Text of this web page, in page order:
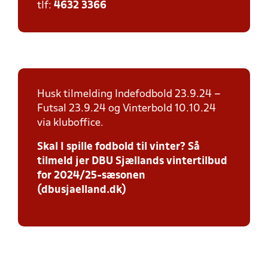
tlf: 4632 3366
Husk tilmelding Indefodbold 23.9.24 –
Futsal 23.9.24 og Vinterbold 10.10.24
via kluboffice.
Skal I spille fodbold til vinter? Så
tilmeld jer DBU Sjællands vintertilbud
for 2024/25-sæsonen
(dbusjaelland.dk)